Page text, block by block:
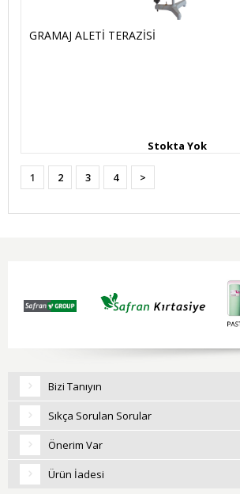
GRAMAJ ALETİ TERAZİSİ
Stokta Yok
1 2 3 4 >
Bizi Tanıyın
Sıkça Sorulan Sorular
Önerim Var
Ürün İadesi